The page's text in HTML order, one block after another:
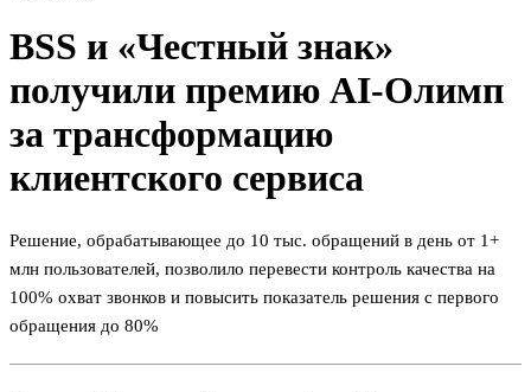
BSS и «Честный знак»
получили премию AI-Олимп
за трансформацию
клиентского сервиса
Решение, обрабатывающее до 10 тыс. обращений в день от 1+
млн пользователей, позволило перевести контроль качества на
100% охват звонков и повысить показатель решения с первого
обращения до 80%